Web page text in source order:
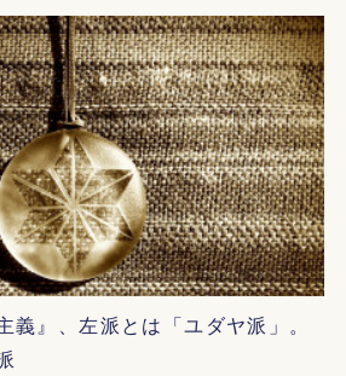
義』、左派とは「ユダヤ派」。